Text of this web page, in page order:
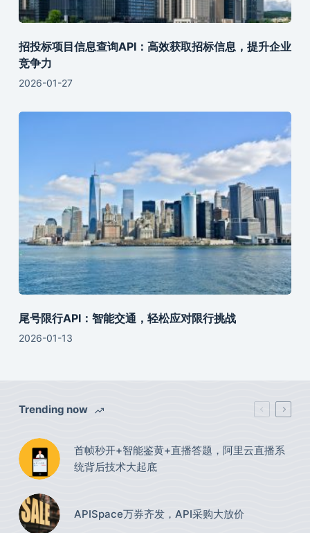
招投标项目信息查询API：高效获取招标信息，提升企业
竞争力
2026-01-27
尾号限行API：智能交通，轻松应对限行挑战
2026-01-13
Trending now
首帧秒开+智能鉴黄+直播答题，阿里云直播系
统背后技术大起底
APISpace万券齐发，API采购大放价